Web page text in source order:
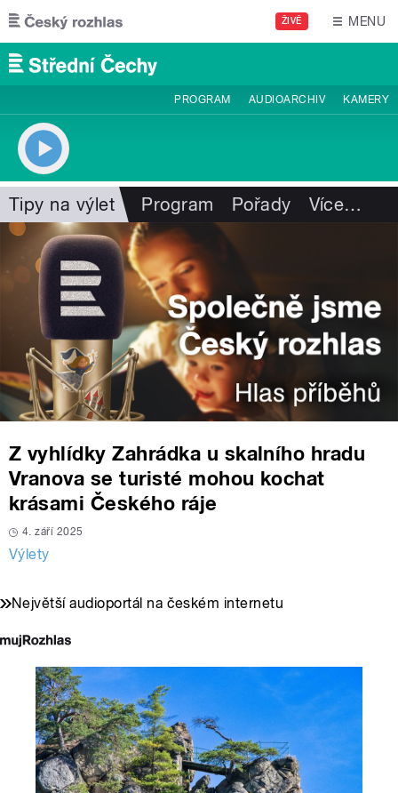
Přejít k hlavnímu obsahu
ŽIVĚ MENU
PROGRAM AUDIOARCHIV KAMERY
Tipy na výlet Program Pořady Více…
Z vyhlídky Zahrádka u skalního hradu
Vranova se turisté mohou kochat
krásami Českého ráje
4. září 2025
Výlety
Největší audioportál na českém internetu